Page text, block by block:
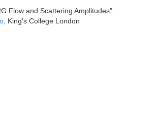
Flow and Scattering Amplitudes"
, King's College London